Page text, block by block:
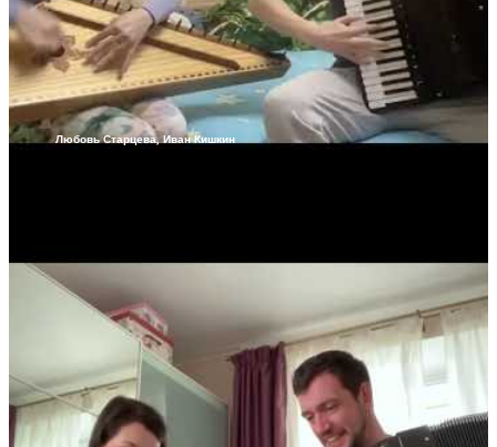
Любовь Старцева, Иван Кишкин